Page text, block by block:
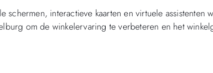
schermen, interactieve kaarten en virtuele assistenten
om de winkelervaring te verbeteren en het